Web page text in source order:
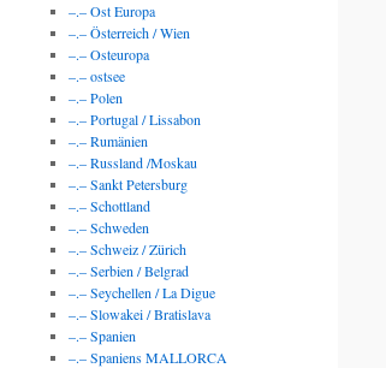
–.– Ost Europa
–.– Österreich / Wien
–.– Osteuropa
–.– ostsee
–.– Polen
–.– Portugal / Lissabon
–.– Rumänien
–.– Russland /Moskau
–.– Sankt Petersburg
–.– Schottland
–.– Schweden
–.– Schweiz / Zürich
–.– Serbien / Belgrad
–.– Seychellen / La Digue
–.– Slowakei / Bratislava
–.– Spanien
–.– Spaniens MALLORCA